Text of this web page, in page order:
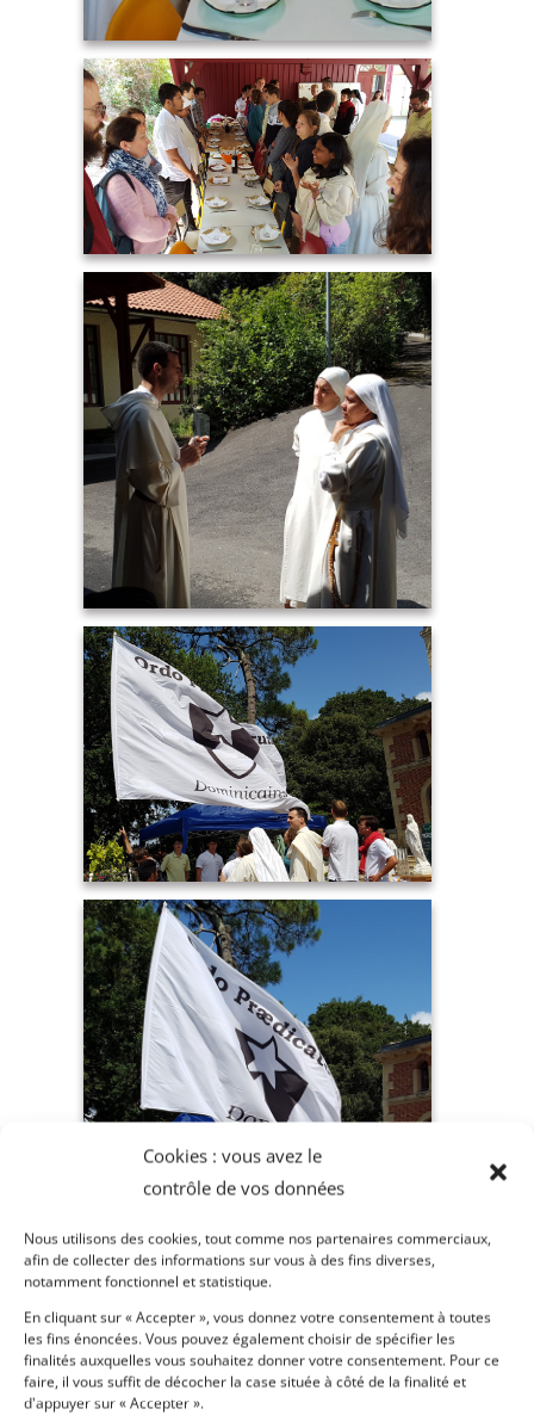
Cookies : vous avez le
contrôle de vos données
Nous utilisons des cookies, tout comme nos partenaires commerciaux,
afin de collecter des informations sur vous à des fins diverses,
notamment fonctionnel et statistique.
En cliquant sur « Accepter », vous donnez votre consentement à toutes
les fins énoncées. Vous pouvez également choisir de spécifier les
finalités auxquelles vous souhaitez donner votre consentement. Pour ce
faire, il vous suffit de décocher la case située à côté de la finalité et
d'appuyer sur « Accepter ».